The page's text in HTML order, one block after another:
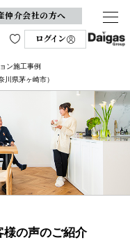
仲介会社の方へ
ログイン
ン施工事例
川県茅ヶ崎市）
様の声のご紹介